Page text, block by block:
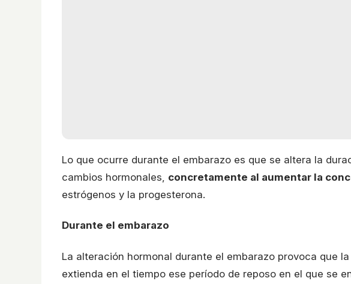
Lo que ocurre durante el embarazo es que se altera la
cambios hormonales, concretamente al aumentar la
estrógenos y la progesterona.
Durante el embarazo
La alteración hormonal durante el embarazo provoca que
extienda en el tiempo ese período de reposo en el que se